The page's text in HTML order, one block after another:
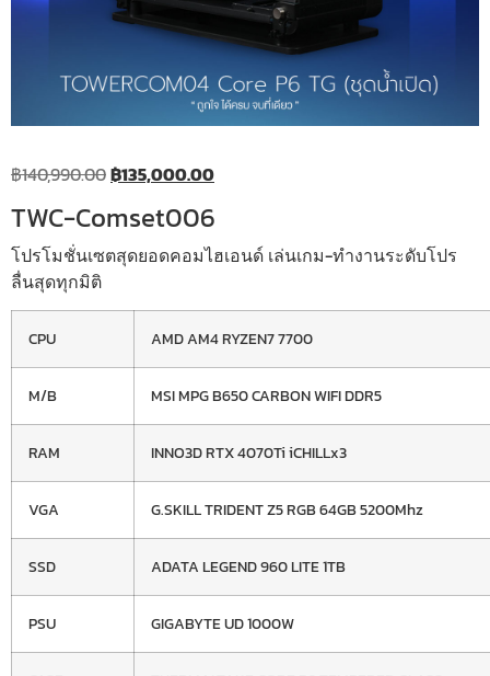
฿140,990.00฿135,000.00
TWC-Comset006
โปรโมชั่นเซตสุดยอดคอมไฮเอนด์ เล่นเกม-ทำงานระดับโปร
ลื่นสุดทุกมิติ
CPU AMD AM4 RYZEN7 7700
M/B MSI MPG B650 CARBON WIFI DDR5
RAM INNO3D RTX 4070Ti iCHILLx3
VGA G.SKILL TRIDENT Z5 RGB 64GB 5200Mhz
SSD ADATA LEGEND 960 LITE 1TB
PSU GIGABYTE UD 1000W